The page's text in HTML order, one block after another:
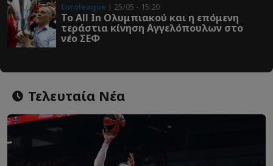
Euroleague | 25/05 - 15:20
Το All In Ολυμπιακού και η επόμενη
τεράστια κίνηση Αγγελόπουλων στο
νέο ΣΕΦ
Τελευταία Νέα